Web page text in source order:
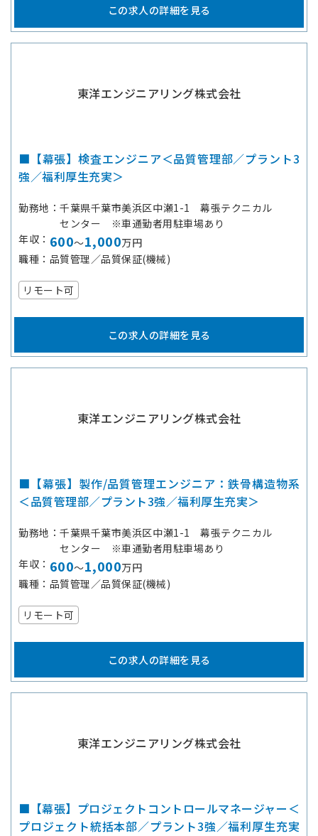
この求人の詳細を見る
東洋エンジニアリング株式会社
■【幕張】検査エンジニア＜品質管理部／プラント3
強／福利厚生充実＞
勤務地
千葉県千葉市美浜区中瀬1-1 幕張テクニカル
センター ※車通勤者用駐車場あり
年収
600～1,000万円
職種
品質管理／品質保証(機械)
リモート可
この求人の詳細を見る
東洋エンジニアリング株式会社
■【幕張】製作/品質管理エンジニア：鉄骨構造物系
＜品質管理部／プラント3強／福利厚生充実＞
勤務地
千葉県千葉市美浜区中瀬1-1 幕張テクニカル
センター ※車通勤者用駐車場あり
年収
600～1,000万円
職種
品質管理／品質保証(機械)
リモート可
この求人の詳細を見る
東洋エンジニアリング株式会社
■【幕張】プロジェクトコントロールマネージャー＜
プロジェクト統括本部／プラント3強／福利厚生充実